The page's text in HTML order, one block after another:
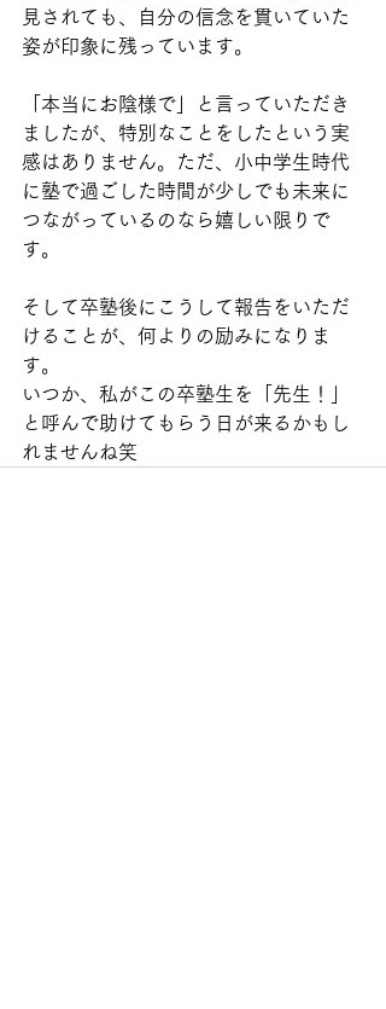
見されても、自分の信念を貫いていた
姿が印象に残っています。
「本当にお陰様で」と言っていただき
ましたが、特別なことをしたという実
感はありません。ただ、小中学生時代
に塾で過ごした時間が少しでも未来に
つながっているのなら嬉しい限りで
す。
そして卒塾後にこうして報告をいただ
けることが、何よりの励みになりま
す。
いつか、私がこの卒塾生を「先生！」
と呼んで助けてもらう日が来るかもし
れませんね笑